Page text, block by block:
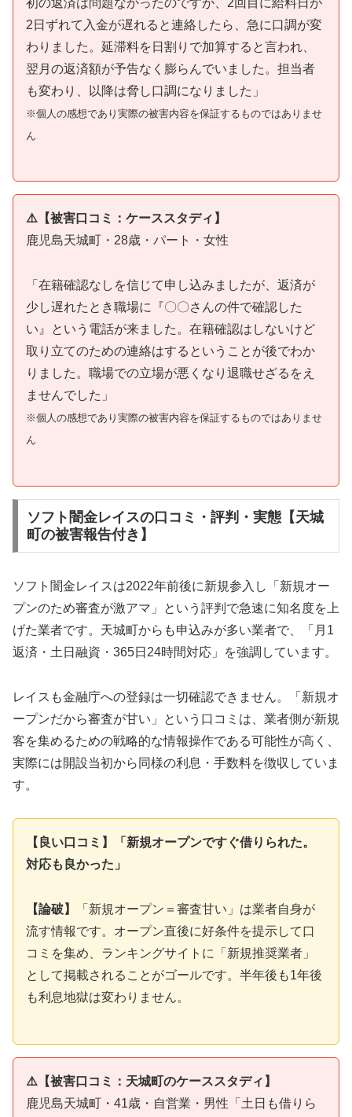
2日ずれて入金が遅れると連絡したら、急に口調が変
わりました。延滞料を日割りで加算すると言われ、
翌月の返済額が予告なく膨らんでいました。担当者
も変わり、以降は脅し口調になりました」
※個人の感想であり実際の被害内容を保証するものではありませ
ん
⚠️【被害口コミ：ケーススタディ】
鹿児島天城町・28歳・パート・女性
「在籍確認なしを信じて申し込みましたが、返済が
少し遅れたとき職場に『〇〇さんの件で確認した
い』という電話が来ました。在籍確認はしないけど
取り立てのための連絡はするということが後でわか
りました。職場での立場が悪くなり退職せざるをえ
ませんでした」
※個人の感想であり実際の被害内容を保証するものではありませ
ん
ソフト闇金レイスの口コミ・評判・実態【天城
町の被害報告付き】
ソフト闇金レイスは2022年前後に新規参入し「新規オー
プンのため審査が激アマ」という評判で急速に知名度を上
げた業者です。天城町からも申込みが多い業者で、「月1
返済・土日融資・365日24時間対応」を強調しています。
レイスも金融庁への登録は一切確認できません。「新規オ
ープンだから審査が甘い」という口コミは、業者側が新規
客を集めるための戦略的な情報操作である可能性が高く、
実際には開設当初から同様の利息・手数料を徴収していま
す。
【良い口コミ】「新規オープンですぐ借りられた。
対応も良かった」
【論破】
「新規オープン＝審査甘い」は業者自身が
流す情報です。オープン直後に好条件を提示して口
コミを集め、ランキングサイトに「新規推奨業者」
として掲載されることがゴールです。半年後も1年後
も利息地獄は変わりません。
⚠️【被害口コミ：天城町のケーススタディ】
鹿児島天城町・41歳・自営業・男性「土日も借りら